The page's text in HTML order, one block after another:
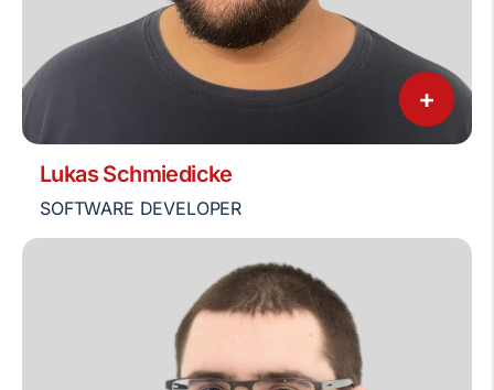
+
Lukas Schmiedicke
SOFTWARE DEVELOPER